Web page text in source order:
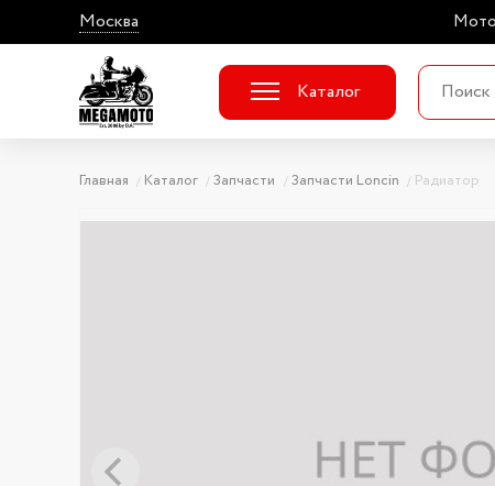
Москва
Каталог
Главная Каталог Запчасти Запчасти Loncin Радиатор